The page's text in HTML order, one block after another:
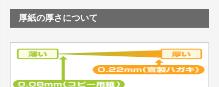
厚紙の厚さについて